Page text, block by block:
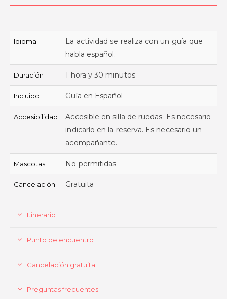
Idioma
La actividad se realiza con un guía que
habla español.
Duración 1 hora y 30 minutos
Incluido Guía en Español
Accesibilidad
Accesible en silla de ruedas. Es necesario
indicarlo en la reserva. Es necesario un
acompañante.
Mascotas No permitidas
Cancelación Gratuita
Itinerario
Punto de encuentro
Cancelación gratuita
Preguntas frecuentes